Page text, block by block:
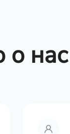
о